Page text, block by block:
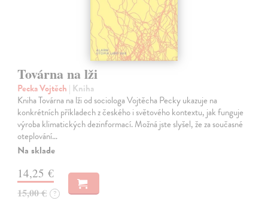
Továrna na lži
Pecka Vojtěch | Kniha
Kniha Továrna na lži od sociologa Vojtěcha Pecky ukazuje na
konkrétních příkladech z českého i světového kontextu, jak funguje
výroba klimatických dezinformací. Možná jste slyšel, že za současné
oteplování…
Na sklade
14,25 €
15,00 € ?